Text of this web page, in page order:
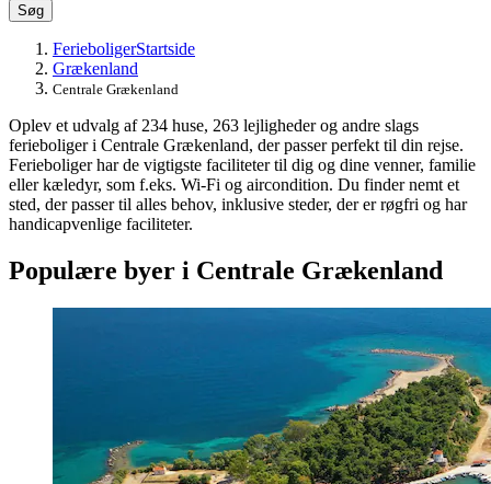
Søg
FerieboligerStartside
Grækenland
Centrale Grækenland
Oplev et udvalg af 234 huse, 263 lejligheder og andre slags
ferieboliger i Centrale Grækenland, der passer perfekt til din rejse.
Ferieboliger har de vigtigste faciliteter til dig og dine venner, familie
eller kæledyr, som f.eks. Wi-Fi og aircondition. Du finder nemt et
sted, der passer til alles behov, inklusive steder, der er røgfri og har
handicapvenlige faciliteter.
Populære byer i Centrale Grækenland